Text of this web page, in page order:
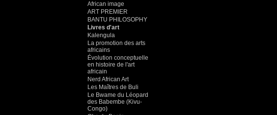
African image
ART PREMIER
BANTU PHILOSOPHY
Livres d'art
Kalengula
La promotion des arts
africains
Évolution conceptuelle
en histoire de l'art
africain
Nerd African Art
Les Maîtres de Buli
Le Bwame du Léopard
des Babembe (Kivu-
Congo)